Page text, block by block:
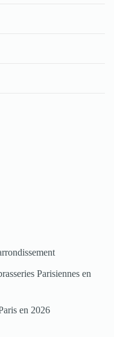
Parisiennes en
en 2026